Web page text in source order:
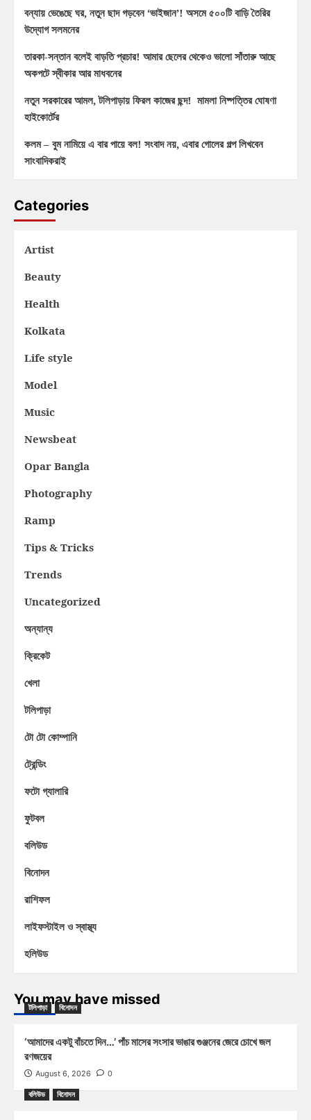
বন্যায় ভেঙেছে ঘর, নতুন ছাদ গড়বেন ‘ভাইজান’! অসমে ৫০০টি বাড়ি তৈরির
উদ্যোগ সলমনের
তারকা-সন্তান বলেই বাড়তি প্রচার! আমার ছেলের থেকেও ভালো সাঁতারু আছে
অকপটে স্বীকার আর মাধবনের
নতুন সরকারের আমল, টলিপাড়ায় ফিরল কাজের ছন্দ! মামলা নিষ্পত্তির ঘোষণা
হাইকোর্টের
কলম – বুম নামিয়ে এ বার পায়ে বল! সংবাদ নয়, এবার গোলের গল্প লিখবেন
সাংবাদিকরাই
Categories
Artist
Beauty
Health
Kolkata
Life style
Model
Music
Newsbeat
Opar Bangla
Photography
Ramp
Tips & Tricks
Trends
Uncategorized
অন্যান্য
ক্রিকেট
খেলা
টলিপাড়া
টো টো কোম্পানি
ট্রেন্ডিং
ফটো গ্যালারি
ফুটবল
বলিউড
বিনোদন
রাশিফল
লাইফস্টাইল ও স্বাস্থ্য
হলিউড
You may have missed
টলিপাড়া বিনোদন
‘আমাদের একটু বাঁচতে দিন…’ পাঁচ মাসের সংসার ভাঙার গুঞ্জনের জেরে চোখে জল
রণজয়ের
August 6, 2026 0
বলিউড বিনোদন